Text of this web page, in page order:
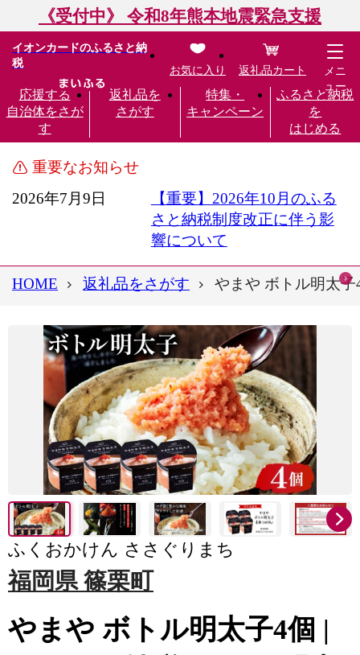
《受付中》 令和8年熊本地震緊急支援
イオンカードのふるさと納
税
応援する
自治体をさが
す
返礼品を
さがす
特集・
キャンペーン
ふるさと納税
を
はじめる
お気に入り 返礼品カート
メニ
ュー
重要なお知らせ
2026年7月9日
【重要】2026年10月のふる
さと納税制度改正に伴う影
響について
HOME 返礼品をさがす やまや ボトル明太
ふくおかけん ささぐりまち
福岡県 篠栗町
やまや ボトル明太子4個 |